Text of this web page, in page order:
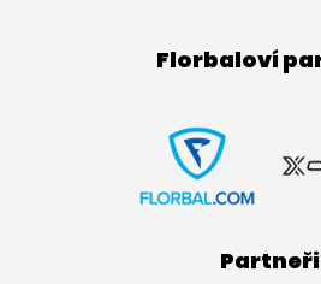
Florbaloví
Partneři